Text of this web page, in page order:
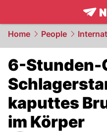
Home People
6-Stunden-
kaputtes
im Körper